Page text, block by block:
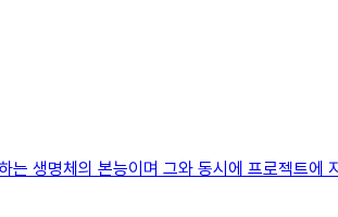
생명체의 본능이며 그와 동시에 프로젝트